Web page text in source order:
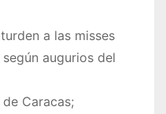
a las misses
augurios del
Caracas;